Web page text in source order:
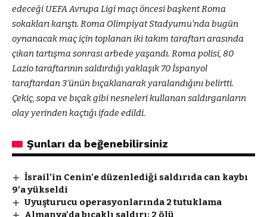
edeceği UEFA Avrupa Ligi maçı öncesi başkent Roma
sokakları karıştı. Roma Olimpiyat Stadyumu’nda bugün
oynanacak maç için toplanan iki takım taraftarı arasında
çıkan tartışma sonrası arbede yaşandı. Roma polisi, 80
Lazio taraftarının saldırdığı yaklaşık 70 İspanyol
taraftardan 3’ünün bıçaklanarak yaralandığını belirtti.
Çekiç, sopa ve bıçak gibi nesneleri kullanan saldırganların
olay yerinden kaçtığı ifade edildi.
Şunları da beğenebilirsiniz
İsrail’in Cenin’e düzenlediği saldırıda can kaybı
9’a yükseldi
Uyuşturucu operasyonlarında 2 tutuklama
Almanya’da bıçaklı saldırı: 2 ölü